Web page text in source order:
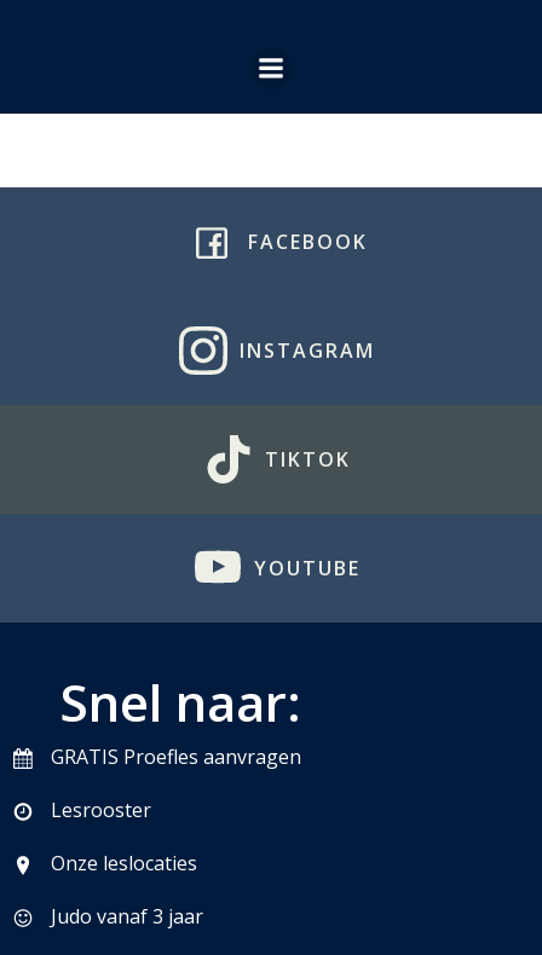
de
FACEBOOK
INSTAGRAM
TIKTOK
YOUTUBE
Snel naar:
GRATIS Proefles aanvragen
Lesrooster
Onze leslocaties
Judo vanaf 3 jaar